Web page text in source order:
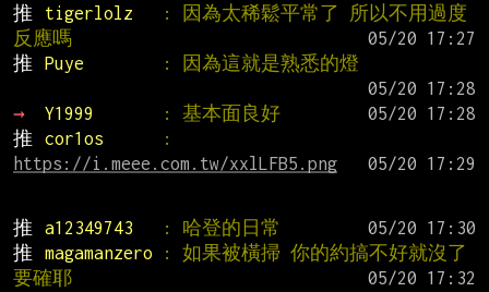
推
tigerlolz
: 因為太稀鬆平常了 所以不用過度
反應嗎
推
Puye
: 因為這就是熟悉的燈
→
Y1999 : 基本面良好
推
cor1os
https://i.meee.com.tw/xxlLFB5.png
推 a12349743 : 哈登的日常
推
magamanzero
: 如果被橫掃 你的約搞不好就沒了
要確耶